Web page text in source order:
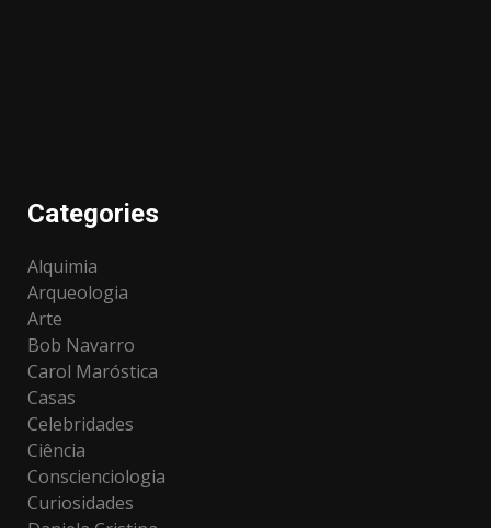
Categories
Alquimia
Arqueologia
Arte
Bob Navarro
Carol Maróstica
Casas
Celebridades
Ciência
Conscienciologia
Curiosidades